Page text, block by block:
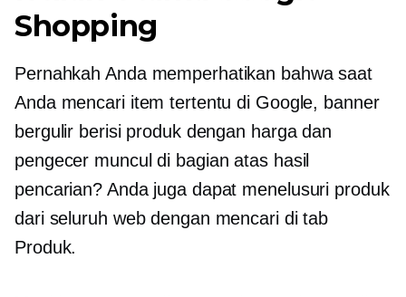
Shopping
Pernahkah Anda memperhatikan bahwa saat
Anda mencari item tertentu di Google, banner
bergulir berisi produk dengan harga dan
pengecer muncul di bagian atas hasil
pencarian? Anda juga dapat menelusuri produk
dari seluruh web dengan mencari di tab
Produk.